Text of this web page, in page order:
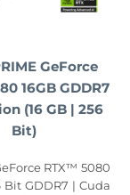
GeForce
16GB GDDR7
(16 GB | 256
Bit)
RTX™ 5080
Bit GDDR7 | Cuda